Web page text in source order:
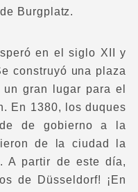
Burgplatz.
en el siglo XII y
construyó una plaza
gran lugar para el
En 1380, los duques
de gobierno a la
de la ciudad la
A partir de este día,
de Düsseldorf! ¡En